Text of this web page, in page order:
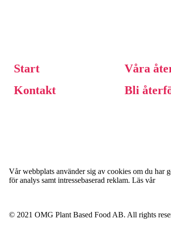
Start
Kontakt
Våra
Bli
Vår webbplats använder sig av cookies om du har
för analys samt intressebaserad reklam. Läs vår
© 2021 OMG Plant Based Food AB. All rights